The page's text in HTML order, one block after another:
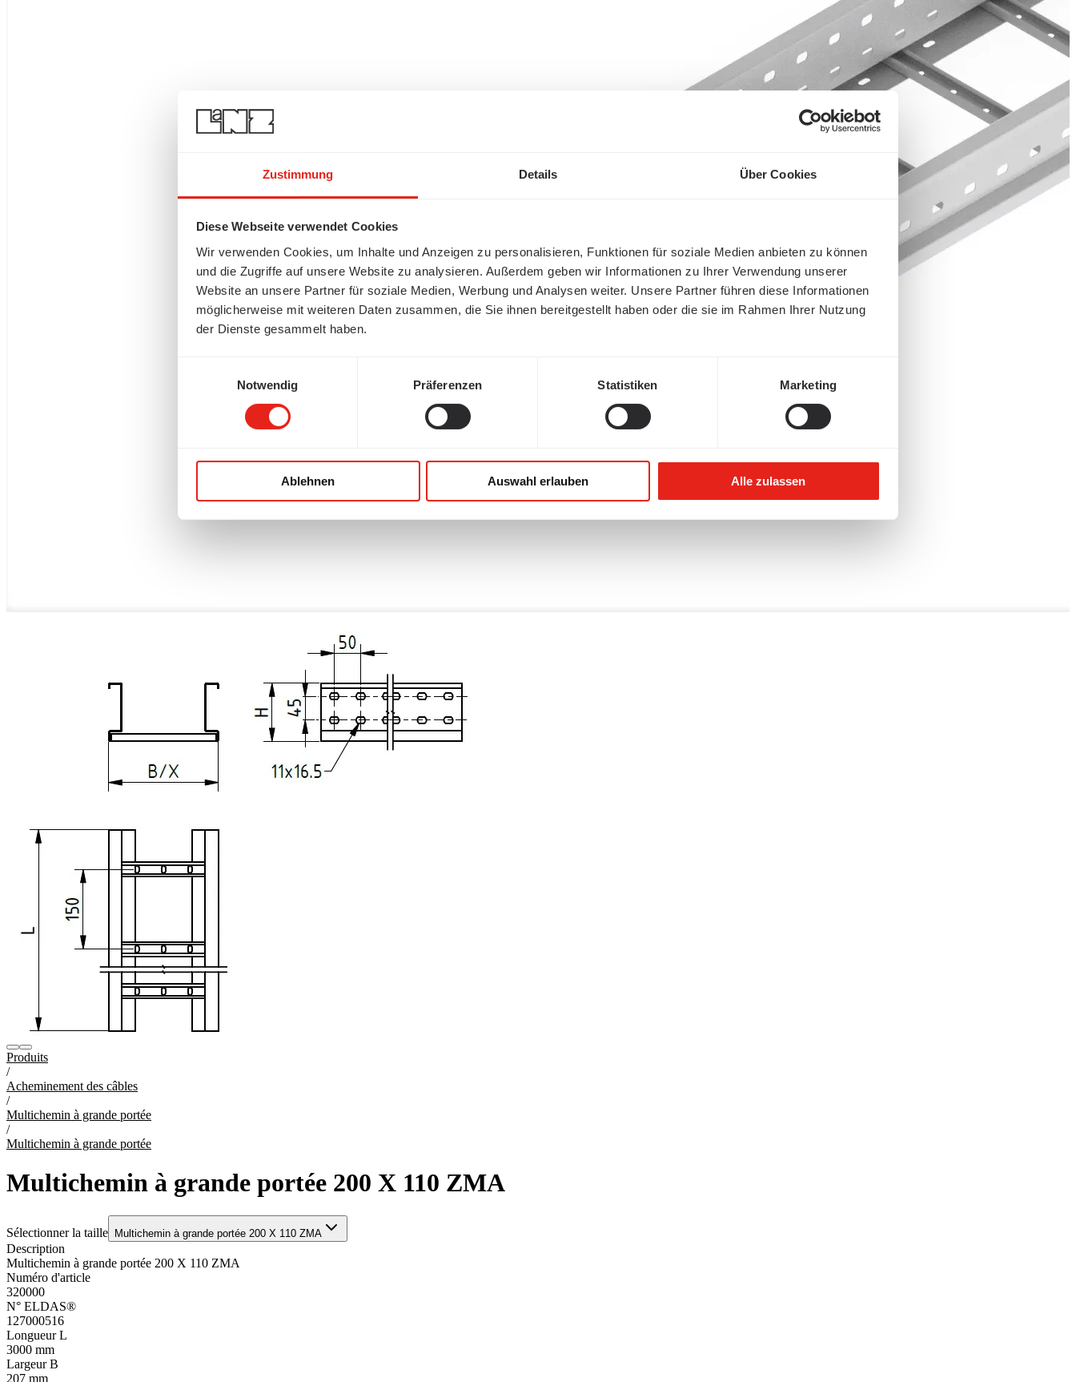
Zustimmung Details Über Cookies
Diese Webseite verwendet Cookies
Wir verwenden Cookies, um Inhalte und Anzeigen zu personalisieren, Funktionen für soziale Medien anbieten zu können
und die Zugriffe auf unsere Website zu analysieren. Außerdem geben wir Informationen zu Ihrer Verwendung unserer
Website an unsere Partner für soziale Medien, Werbung und Analysen weiter. Unsere Partner führen diese Informationen
möglicherweise mit weiteren Daten zusammen, die Sie ihnen bereitgestellt haben oder die sie im Rahmen Ihrer Nutzung
der Dienste gesammelt haben.
Notwendig
Präferenzen Statistiken Marketing
Ablehnen Auswahl erlauben Alle zulassen
Produits
/
Acheminement des câbles
/
Multichemin à grande portée
/
Multichemin à grande portée
Multichemin à grande portée 200 X 110 ZMA
Sélectionner la taille Multichemin à grande portée 200 X 110 ZMA
Description
Multichemin à grande portée 200 X 110 ZMA
Numéro d'article
320000
N° ELDAS®
127000516
Longueur L
3000 mm
Largeur B
207 mm